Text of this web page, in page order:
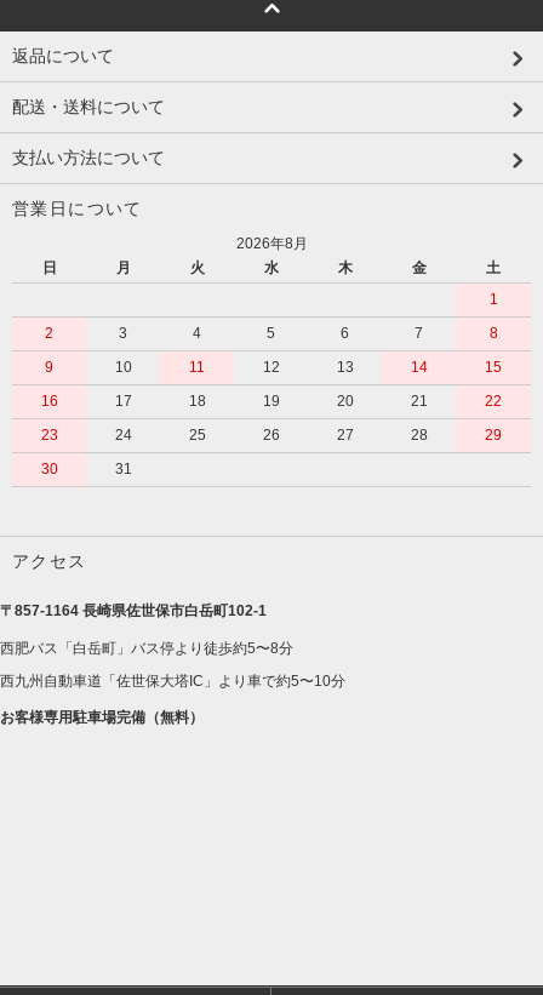
返品について
配送・送料について
支払い方法について
営業日について
2026年8月
日
月 火 水 木 金
土
1
2
3 4 5 6 7
8
9
10 11 12 13 14
15
16
17 18 19 20 21
22
23
24 25 26 27 28
29
30
31
アクセス
〒857-1164 長崎県佐世保市白岳町102-1
西肥バス「白岳町」バス停より徒歩約5〜8分
西九州自動車道「佐世保大塔IC」より車で約5〜10分
お客様専用駐車場完備（無料）